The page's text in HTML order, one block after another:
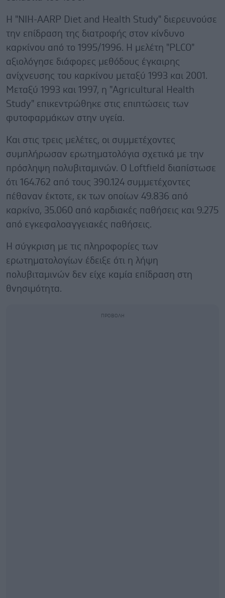
Η "NIH-AARP Diet and Health Study" διερευνούσε
την επίδραση της διατροφής στον κίνδυνο
καρκίνου από το 1995/1996. Η μελέτη "PLCO"
αξιολόγησε διάφορες μεθόδους έγκαιρης
ανίχνευσης του καρκίνου μεταξύ 1993 και 2001.
Μεταξύ 1993 και 1997, η "Agricultural Health
Study" επικεντρώθηκε στις επιπτώσεις των
φυτοφαρμάκων στην υγεία.
Και στις τρεις μελέτες, οι συμμετέχοντες
συμπλήρωσαν ερωτηματολόγια σχετικά με την
πρόσληψη πολυβιταμινών. Ο Loftfield διαπίστωσε
ότι 164.762 από τους 390.124 συμμετέχοντες
πέθαναν έκτοτε, εκ των οποίων 49.836 από
καρκίνο, 35.060 από καρδιακές παθήσεις και 9.275
από εγκεφαλοαγγειακές παθήσεις.
Η σύγκριση με τις πληροφορίες των
ερωτηματολογίων έδειξε ότι η λήψη
πολυβιταμινών δεν είχε καμία επίδραση στη
θνησιμότητα.